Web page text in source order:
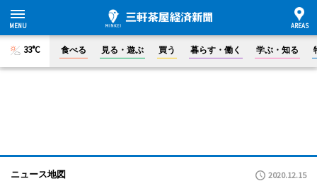
33°C 食べる 見る・遊ぶ 買う 暮らす・働く 学ぶ・知る
ニュース地図 2020.12.15